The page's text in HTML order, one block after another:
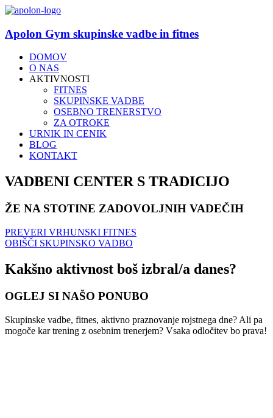
Apolon Gym skupinske vadbe in fitnes
DOMOV
O NAS
AKTIVNOSTI
FITNES
SKUPINSKE VADBE
OSEBNO TRENERSTVO
ZA OTROKE
URNIK IN CENIK
BLOG
KONTAKT
VADBENI CENTER S TRADICIJO
ŽE NA STOTINE ZADOVOLJNIH VADEČIH
PREVERI VRHUNSKI FITNES
OBIŠČI SKUPINSKO VADBO
Kakšno aktivnost boš izbral/a danes?
OGLEJ SI NAŠO PONUBO
Skupinske vadbe, fitnes, aktivno praznovanje rojstnega dne? Ali pa
mogoče kar trening z osebnim trenerjem? Vsaka odločitev bo prava!